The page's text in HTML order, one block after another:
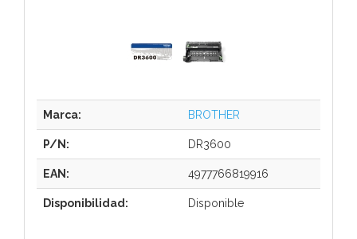
Marca: BROTHER
P/N: DR3600
EAN: 4977766819916
Disponibilidad: Disponible